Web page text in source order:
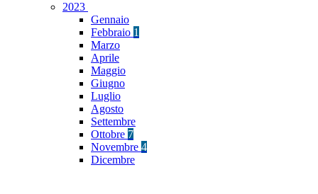
2023
Gennaio
Febbraio 1
Marzo
Aprile
Maggio
Giugno
Luglio
Agosto
Settembre
Ottobre 7
Novembre 4
Dicembre